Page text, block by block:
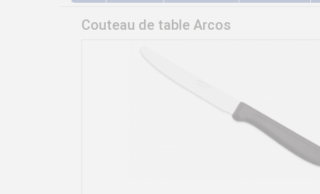
Couteau de table Arcos